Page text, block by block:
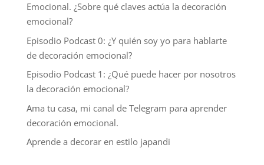
Emocional. ¿Sobre qué claves actúa la decoración
emocional?
Episodio Podcast 0: ¿Y quién soy yo para hablarte
de decoración emocional?
Episodio Podcast 1: ¿Qué puede hacer por nosotros
la decoración emocional?
Ama tu casa, mi canal de Telegram para aprender
decoración emocional.
Aprende a decorar en estilo japandi